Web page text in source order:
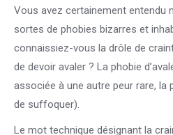
Vous avez certainement entendu
sortes de phobies bizarres et
connaissiez-vous la drôle de
de devoir avaler ? La phobie
associée à une autre peur rare, la
de suffoquer).
Le mot technique désignant la